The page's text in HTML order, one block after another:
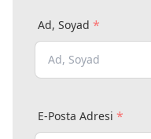
Ad, Soyad *
E-Posta Adresi *